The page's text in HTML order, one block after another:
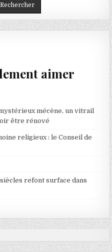
Rechercher
aimer
mécène, un vitrail
être rénové
religieux : le Conseil de
refont surface dans